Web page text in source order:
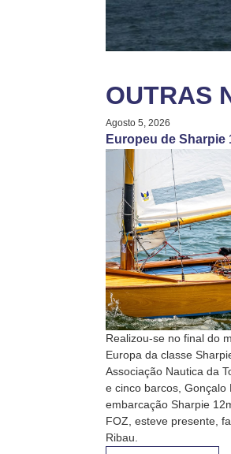
OUTRAS
Agosto 5, 2026
Europeu de Sharpie
Realizou-se no final do
Europa da classe
Associação Nautica da
e cinco barcos, Gonçalo
embarcação Sharpie
FOZ, esteve presente,
Ribau.